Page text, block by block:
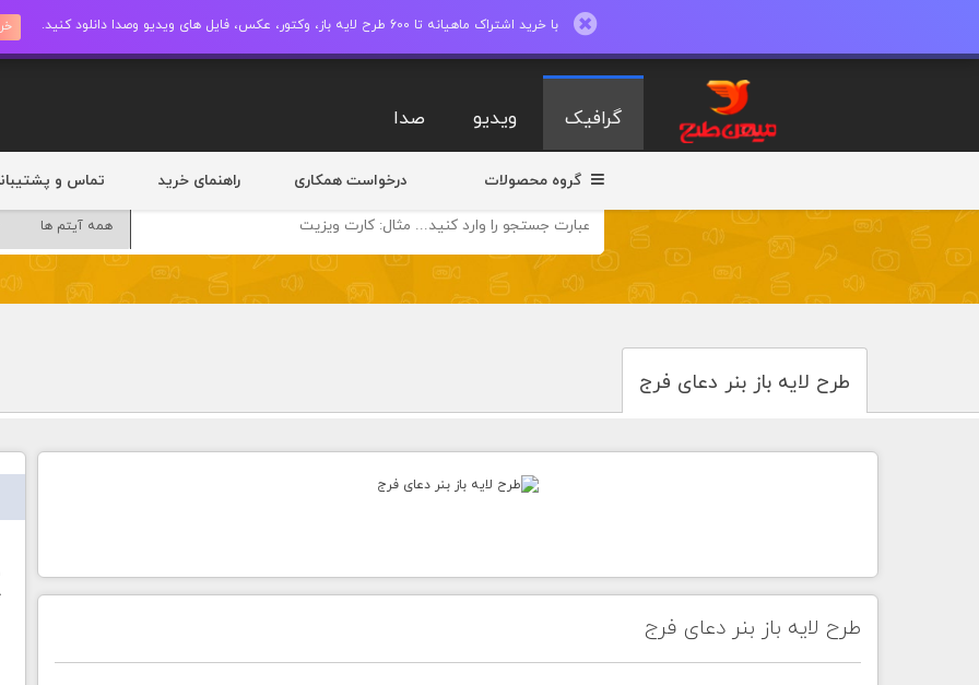
با خرید اشتراک ماهیانه تا 600 طرح لایه باز، وکتور، عکس، فایل های ویدیو وصدا دانلود کنید.
گرافیک ویدیو صدا
گروه محصولات درخواست همکاری راهنمای خرید تماس و
طرح لایه باز بنر دعای فرج
طرح لایه باز بنر دعای فرج